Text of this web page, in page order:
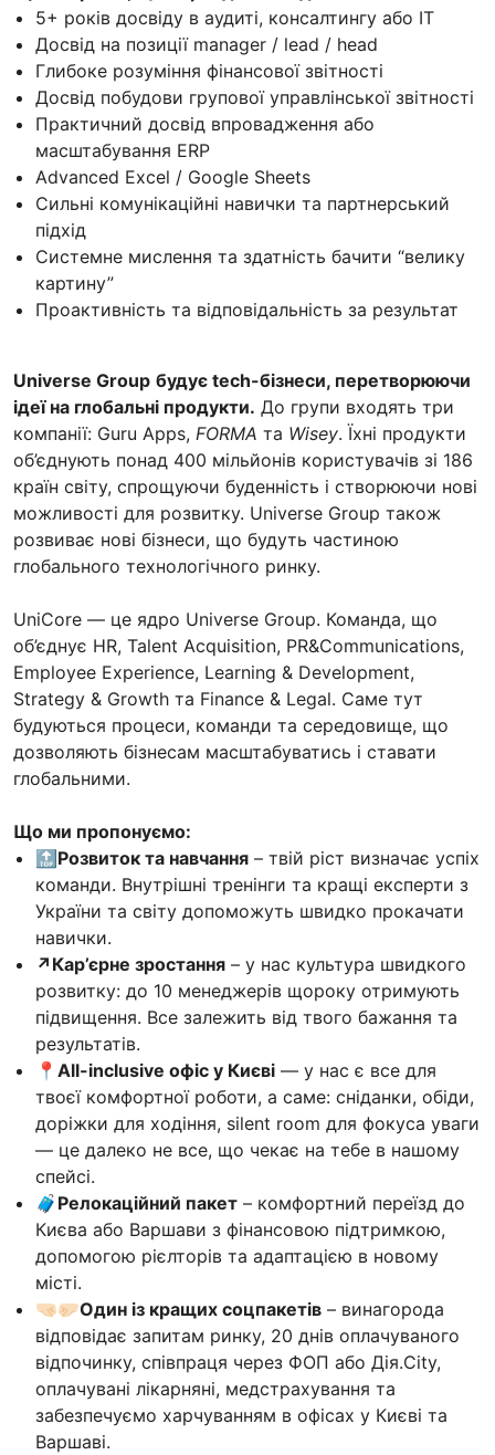
5+ років досвіду в аудиті, консалтингу або IT
Досвід на позиції manager / lead / head
Глибоке розуміння фінансової звітності
Досвід побудови групової управлінської звітності
Практичний досвід впровадження або
масштабування ERP
Advanced Excel / Google Sheets
Сильні комунікаційні навички та партнерський
підхід
Системне мислення та здатність бачити “велику
картину”
Проактивність та відповідальність за результат
Universe Group будує tech-бізнеси, перетворюючи
ідеї на глобальні продукти. До групи входять три
компанії: Guru Apps, FORMA та Wisey. Їхні продукти
об’єднують понад 400 мільйонів користувачів зі 186
країн світу, спрощуючи буденність і створюючи нові
можливості для розвитку. Universe Group також
розвиває нові бізнеси, що будуть частиною
глобального технологічного ринку.
UniCore — це ядро Universe Group. Команда, що
об’єднує HR, Talent Acquisition, PR&Communications,
Employee Experience, Learning & Development,
Strategy & Growth та Finance & Legal. Саме тут
будуються процеси, команди та середовище, що
дозволяють бізнесам масштабуватись і ставати
глобальними.
Що ми пропонуємо:
🔝Розвиток та навчання – твій ріст визначає успіх
команди. Внутрішні тренінги та кращі експерти з
України та світу допоможуть швидко прокачати
навички.
↗️Кар’єрне зростання – у нас культура швидкого
розвитку: до 10 менеджерів щороку отримують
підвищення. Все залежить від твого бажання та
результатів.
📍All-inclusive офіс у Києві — у нас є все для
твоєї комфортної роботи, а саме: сніданки, обіди,
доріжки для ходіння, silent room для фокуса уваги
— це далеко не все, що чекає на тебе в нашому
спейсі.
🧳Релокаційний пакет – комфортний переїзд до
Києва або Варшави з фінансовою підтримкою,
допомогою рієлторів та адаптацією в новому
місті.
🤜🏻🤛🏻Один із кращих соцпакетів – винагорода
відповідає запитам ринку, 20 днів оплачуваного
відпочинку, співпраця через ФОП або Дія.City,
оплачувані лікарняні, медстрахування та
забезпечуємо харчуванням в офісах у Києві та
Варшаві.